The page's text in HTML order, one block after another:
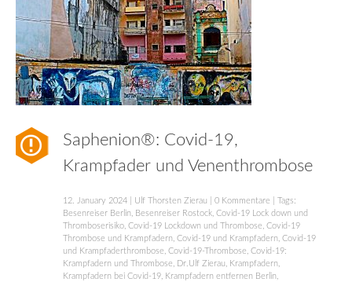
Saphenion®: Covid-19,
Krampfader und Venenthrombose
12. January 2024 Ulf Thorsten Zierau 0 Kommentare | Tags:
Besenreiser Berlin, Besenreiser Rostock, Covid-19 Lock down und
Thromboserisiko, Covid-19 Lockdown und Thrombose, Covid-19
Thrombose und Krampfadern, Covid-19 und Krampfadern, Covid-19
und Krampfaderthrombose, Covid-19-Thrombose, Covid-19:
Krampfadern und Thrombose, Dr.Ulf Zierau, Krampfadern,
Krampfadern bei Covid-19, Krampfadern entfernen Berlin,